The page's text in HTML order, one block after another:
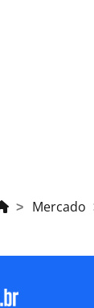
Mercado